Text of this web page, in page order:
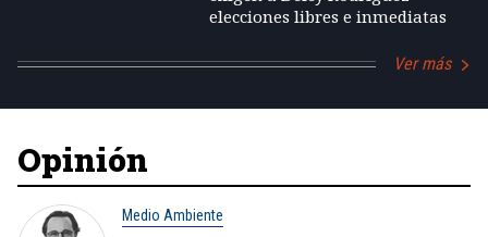
elecciones libres e inmediatas
Ver más
Opinión
Medio Ambiente